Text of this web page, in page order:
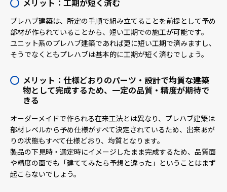
プレハブ建築は、所定の手順で組み立てることを前提として予め
部材が作られていることから、短い工期での施工が可能です。
ユニット系のプレハブ建築であれば更に短い工期で済みますし、
そうでなくともプレハブは基本的に工期が短く済むでしょう。
メリット：仕様どおりのパーツ・設計で均質な建築
物として完成するため、一定の品質・精度が期待で
きる
オーダーメイドで作られる在来工法とは異なり、プレハブ建築は
部材レベルから予め仕様がすべて決定されているため、出来あが
りの状態もすべて仕様どおり、均質となります。
製品の下見時・選定時にイメージしたまま完成するため、品質面
や精度の面でも「建ててみたら予想と違った」ということはまず
起こらないでしょう。